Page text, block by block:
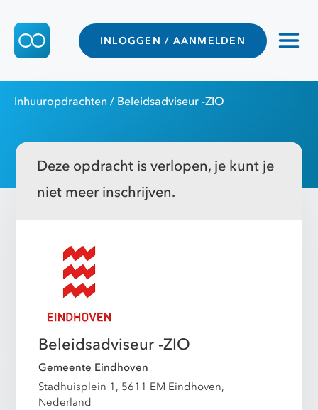
INLOGGEN / AANMELDEN
Inhuuropdrachten / Beleidsadviseur -ZIO
Deze opdracht is verlopen, je kunt je
niet meer inschrijven.
Beleidsadviseur -ZIO
Gemeente Eindhoven
Stadhuisplein 1, 5611 EM Eindhoven,
Nederland